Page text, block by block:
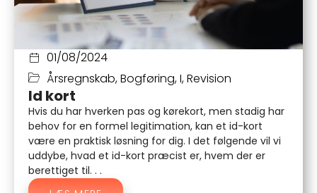
01/08/2024
Årsregnskab,Bogføring,I,Revision
Id kort
Hvis du har hverken pas og kørekort, men stadig har
behov for en formel legitimation, kan et id-kort
være en praktisk løsning for dig. I det følgende vil vi
uddybe, hvad et id-kort præcist er, hvem der er
berettiget til. . .